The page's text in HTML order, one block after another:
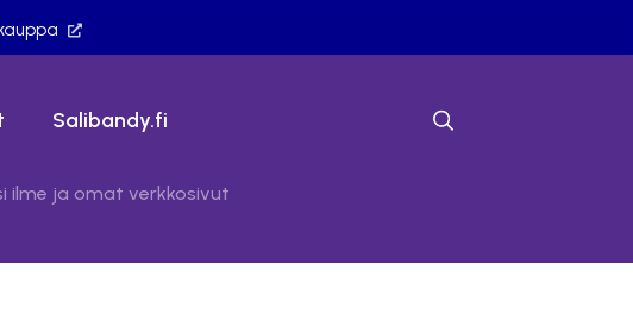
Salibandy.fi
ilme ja omat verkkosivut